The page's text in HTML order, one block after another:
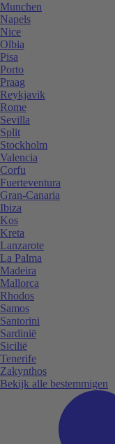
Munchen
Napels
Nice
Olbia
Pisa
Porto
Praag
Reykjavik
Rome
Sevilla
Split
Stockholm
Valencia
Corfu
Fuerteventura
Gran-Canaria
Ibiza
Kos
Kreta
Lanzarote
La Palma
Madeira
Mallorca
Rhodos
Samos
Santorini
Sardinië
Sicilië
Tenerife
Zakynthos
Bekijk alle bestemmigen